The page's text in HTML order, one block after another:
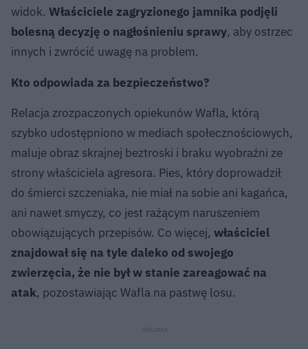
widok. Właściciele zagryzionego jamnika podjęli
bolesną decyzję o nagłośnieniu sprawy, aby ostrzec
innych i zwrócić uwagę na problem.
Kto odpowiada za bezpieczeństwo?
Relacja zrozpaczonych opiekunów Wafla, którą
szybko udostępniono w mediach społecznościowych,
maluje obraz skrajnej beztroski i braku wyobraźni ze
strony właściciela agresora. Pies, który doprowadził
do śmierci szczeniaka, nie miał na sobie ani kagańca,
ani nawet smyczy, co jest rażącym naruszeniem
obowiązujących przepisów. Co więcej, właściciel
znajdował się na tyle daleko od swojego
zwierzęcia, że nie był w stanie zareagować na
atak, pozostawiając Wafla na pastwę losu.